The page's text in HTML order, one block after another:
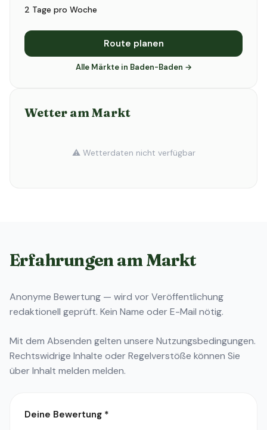
2 Tage pro Woche
Route planen
Alle Märkte in Baden-Baden →
Wetter am Markt
⚠️ Wetterdaten nicht verfügbar
Erfahrungen am Markt
Anonyme Bewertung — wird vor Veröffentlichung
redaktionell geprüft. Kein Name oder E-Mail nötig.
Mit dem Absenden gelten unsere Nutzungsbedingungen.
Rechtswidrige Inhalte oder Regelverstöße können Sie
überInhalt melden melden.
Deine Bewertung *